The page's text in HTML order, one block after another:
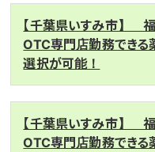
【千葉県いすみ市】
OTC専門店勤務でき
選択が可能！
【千葉県いすみ市】
OTC専門店勤務でき